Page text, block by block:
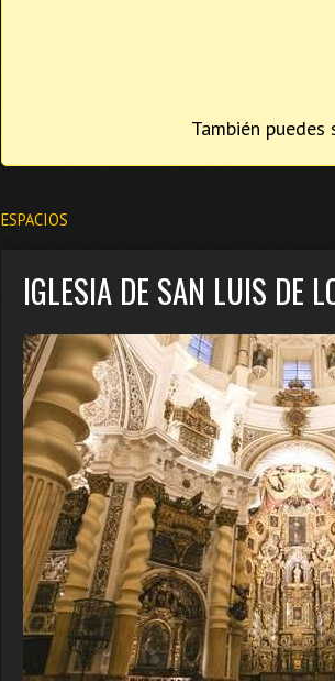
También
ESPACIOS
IGLESIA DE SAN LUIS DE